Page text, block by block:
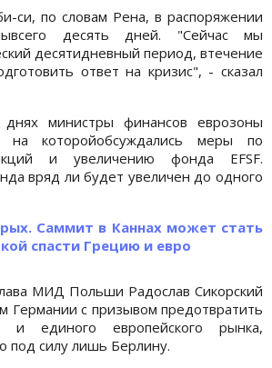
си, по словам Рена, в распоряжении
десять дней. "Сейчас мы
десятидневный период, втечение
ответ на кризис", - сказал
министры финансов еврозоны
на которойобсуждались меры по
и увеличению фонда EFSF.
вряд ли будет увеличен до одного
Саммит в Каннах может стать
спасти Грецию и евро
МИД Польши Радослав Сикорский
Германии с призывом предотвратить
и единого европейского рынка,
под силу лишь Берлину.